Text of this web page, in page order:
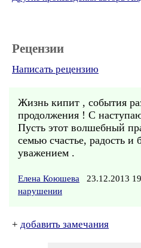
Рецензии
Написать рецензию
Жизнь кипит , события
продолжения ! С
Пусть этот волшебный
семью счастье, радость и
уважением .
Елена Коюшева 23.12.2013
нарушении
+ добавить замечания